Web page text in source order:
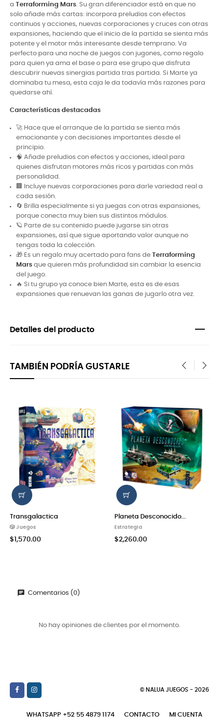
a Terraforming Mars. Su gran diferenciador está en que no
solo añade más cartas: incorpora preludios con efectos
continuos y acciones, nuevas corporaciones y cruces con otras
expansiones, haciendo que el inicio de la partida se sienta más
potente y el motor más interesante desde temprano. Va
perfecto para una noche de juegos con jugones, como regalo
para quien ya ama el base o para ese grupo que disfruta
descubrir nuevas sinergias partida tras partida. Si Marte ya
dominaba tu mesa, esta caja le da todavía más razones para
quedarse ahí.
Características destacadas
🚀 Hace que el arranque de la partida se sienta más
emocionante y con decisiones importantes desde el
principio.
🧠 Añade preludios con efectos y acciones, ideal para
quienes disfrutan motores más ricos y partidas con más
personalidad.
🏢 Incluye nuevas corporaciones para darle variedad real a
cada sesión.
🔄 Brilla especialmente si ya juegas con otras expansiones,
porque conecta muy bien sus distintos módulos.
🪐 Parte de su contenido puede jugarse sin otras
expansiones, así que sigue aportando valor aunque no
tengas toda la colección.
🎁 Es un regalo muy acertado para fans de Terraforming
Mars que quieren más profundidad sin cambiar la esencia
del juego.
🔥 Si tu grupo ya conoce bien Marte, esta es de esas
expansiones que renuevan las ganas de jugarlo otra vez.
Detalles del producto
TAMBIÉN PODRÍA GUSTARLE
Transgalactica
🎲 Juegos
$1,570.00
Planeta Desconocido...
Estrategia
$2,260.00
Comentarios (0)
No hay opiniones de clientes por el momento.
© NALUA JUEGOS - 2026
WHATSAPP +52 55 4879 1174 CONTACTO MI CUENTA